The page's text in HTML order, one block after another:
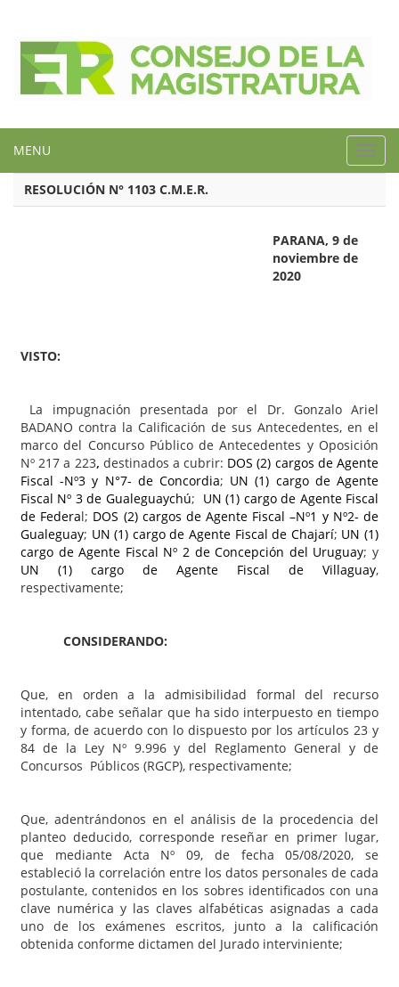
MENU
RESOLUCIÓN N° 1103 C.M.E.R.
PARANA, 9 de
noviembre de
2020
VISTO:
La impugnación presentada por el Dr. Gonzalo Ariel
BADANO contra la Calificación de sus Antecedentes, en el
marco del Concurso Público de Antecedentes y Oposición
Nº 217 a 223, destinados a cubrir: DOS (2) cargos de Agente
Fiscal -Nº3 y N°7- de Concordia; UN (1) cargo de Agente
Fiscal Nº 3 de Gualeguaychú; UN (1) cargo de Agente Fiscal
de Federal; DOS (2) cargos de Agente Fiscal –Nº1 y Nº2- de
Gualeguay; UN (1) cargo de Agente Fiscal de Chajarí; UN (1)
cargo de Agente Fiscal Nº 2 de Concepción del Uruguay; y
UN (1) cargo de Agente Fiscal de Villaguay,
respectivamente;
CONSIDERANDO:
Que, en orden a la admisibilidad formal del recurso
intentado, cabe señalar que ha sido interpuesto en tiempo
y forma, de acuerdo con lo dispuesto por los artículos 23 y
84 de la Ley Nº 9.996 y del Reglamento General y de
Concursos Públicos (RGCP), respectivamente;
Que, adentrándonos en el análisis de la procedencia del
planteo deducido, corresponde reseñar en primer lugar,
que mediante Acta Nº 09, de fecha 05/08/2020, se
estableció la correlación entre los datos personales de cada
postulante, contenidos en los sobres identificados con una
clave numérica y las claves alfabéticas asignadas a cada
uno de los exámenes escritos, junto a la calificación
obtenida conforme dictamen del Jurado interviniente;